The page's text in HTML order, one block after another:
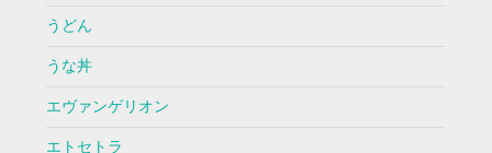
うどん
うな丼
エヴァンゲリオン
エトセトラ